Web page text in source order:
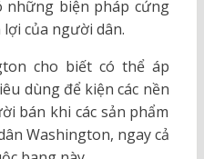
những biện pháp cứng
của người dân.
cho biết có thể áp
dùng để kiện các nền
bán khi các sản phẩm
Washington, ngay cả